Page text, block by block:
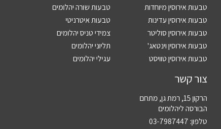
טבעות אירוסין מיוחדות
טבעות אירוסין עדינות
טבעות אירוסין סוליטר
טבעות אירוסין וינטאג'
טבעות אירוסין טוויסט
טבעות שורה יהלומים
טבעות איטרניטי
צמידי טניס יהלומים
תליוני יהלומים
עגילי יהלומים
צור קשר
הרקון 15, רמת גן, מתחם
הבורסה ליהלומים
טלפון: 03-7987447